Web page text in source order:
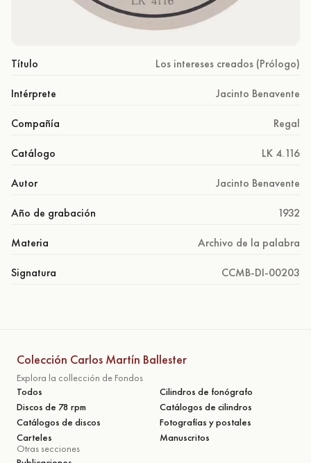
Título Los intereses creados (Prólogo)
Intérprete Jacinto Benavente
Compañía Regal
Catálogo LK 4.116
Autor Jacinto Benavente
Año de grabación 1932
Materia Archivo de la palabra
Signatura CCMB-DI-00203
Colección Carlos Martín Ballester
Explora la collección de Fondos
Todos
Cilindros de fonógrafo
Discos de 78 rpm
Catálogos de cilindros
Catálogos de discos
Fotografías y postales
Carteles
Manuscritos
Otras secciones